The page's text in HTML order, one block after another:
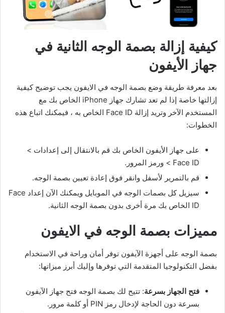
كيفية إزالة بصمة الوجه الثانية في
جهاز الأيفون
بعد معرفة طريقة وضع بصمة الوجه في الايفون يجب توضيح كيفية
إزالتها خاصة إذا لم تعد تشارك جهاز iPhone الخاص بك مع
المستخدم الآخر وتريد إزالة Face ID الخاص به ، فيمكنك اتباع هذه
الخطوات:
على جهاز الأيفون الخاص بك قم بالانتقال إلى إعدادات >
Face ID > ورمز المرور.
قم بالتمرير لأسفل وانقر فوق إعادة تعيين بصمة الوجه.
سيزيل كل بصمات الوجه في الموبايل ويمكنك الآن إعداد Face
ID الخاص بك مرة أخرى بدون بصمة الوجه الثانية.
مميزات بصمة الوجه في الايفون
بصمة الوجه على أجهزة الآيفون توفر أمان وراحة في الاستخدام
بفضل التكنولوجيا المتقدمة التي توفرها وإليك أبرز ميزاتها:
فتح الجهاز بسرعة: تتيح لك بصمة الوجه فتح جهاز الآيفون
بسرعة دون الحاجة لإدخال رمز PIN أو كلمة مرور.